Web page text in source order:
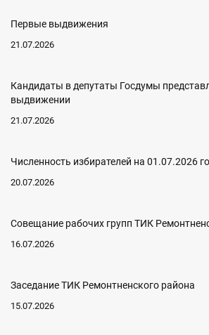
Первые выдвижения
21.07.2026
Кандидаты в депутаты Госдумы
выдвижении
21.07.2026
Численность избирателей на 01.07.2026
20.07.2026
Совещание рабочих групп ТИК
16.07.2026
Заседание ТИК Ремонтненского района
15.07.2026